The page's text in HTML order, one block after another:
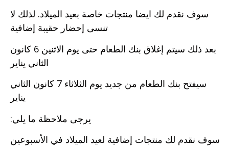
سوف نقدم لك ايضا منتجات خاصة بعيد الميلاد. لذلك لا
تنسى إحضار حقيبة إضافية
بعد ذلك سيتم إغلاق بنك الطعام حتى يوم الاثنين 6 كانون
الثاني يناير
سيفتح بنك الطعام من جديد يوم الثلاثاء 7 كانون الثاني
يناير
:​يرجى ملاحظة ما يلي
سوف نقدم لك منتجات إضافية لعيد الميلاد في الأسبوعين